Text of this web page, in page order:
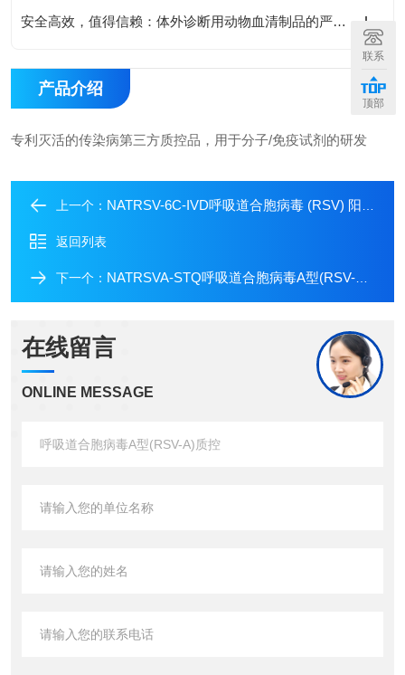
安全高效，值得信赖：体外诊断用动物血清制品的严格质控流程
产品介绍
专利灭活的传染病第三方质控品，用于分子/免疫试剂的研发
上一个： NATRSV-6C-IVD呼吸道合胞病毒 (RSV) 阳性质控品
返回列表
下一个： NATRSVA-STQ呼吸道合胞病毒A型(RSV-A)定量质控
在线留言
ONLINE MESSAGE
联系
顶部